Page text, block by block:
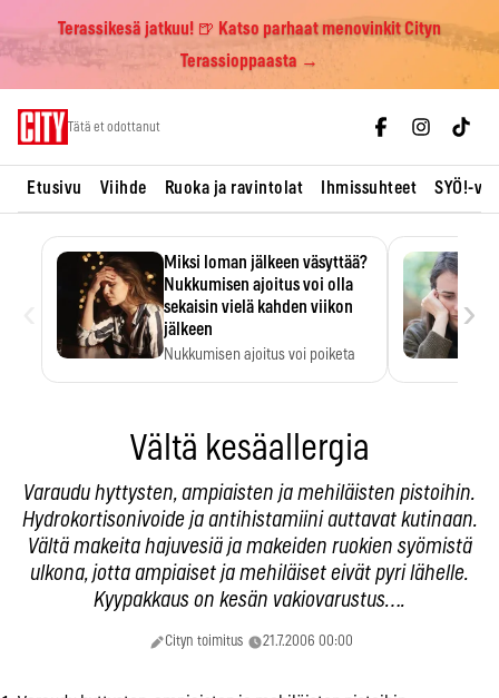
Terassikesä jatkuu! 🍺 Katso parhaat menovinkit Cityn
Terassioppaasta →
Tätä et odottanut
Etusivu Viihde Ruoka ja ravintolat Ihmissuhteet SYÖ!-
Miksi loman jälkeen väsyttää?
Nukkumisen ajoitus voi olla
sekaisin vielä kahden viikon
jälkeen
Nukkumisen ajoitus voi poiketa
›
Vältä kesäallergia
Varaudu hyttysten, ampiaisten ja mehiläisten pistoihin.
Hydrokortisonivoide ja antihistamiini auttavat kutinaan.
Vältä makeita hajuvesiä ja makeiden ruokien syömistä
ulkona, jotta ampiaiset ja mehiläiset eivät pyri lähelle.
Kyypakkaus on kesän vakiovarustus….
Cityn toimitus 21.7.2006 00:00